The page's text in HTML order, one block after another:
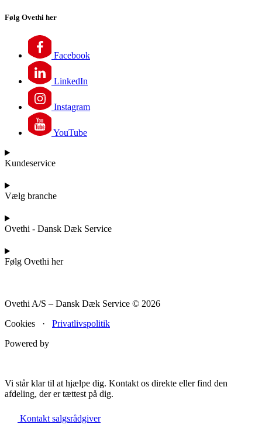
Følg Ovethi her
Facebook
LinkedIn
Instagram
YouTube
Kundeservice
Vælg branche
Ovethi - Dansk Dæk Service
Følg Ovethi her
Ovethi A/S – Dansk Dæk Service © 2026
Cookies · Privatlivspolitik
Powered by
Vi står klar til at hjælpe dig. Kontakt os direkte eller find den
afdeling, der er tættest på dig.
Kontakt salgsrådgiver